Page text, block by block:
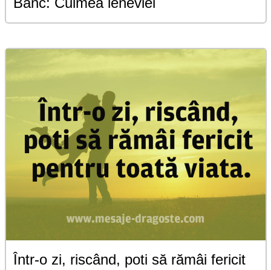
Într-o zi, riscând, poti să rămâi fericit